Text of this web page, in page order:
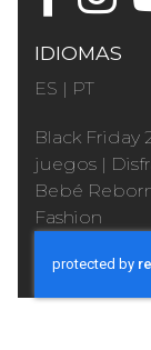
IDIOMAS
ES | PT
Black Friday
juegos |
Bebé
Fashion